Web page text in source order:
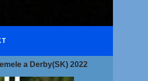
a Derby(SK) 2022